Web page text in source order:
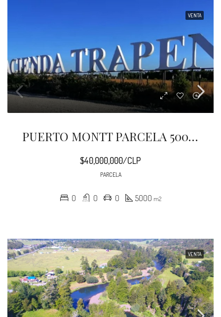
VENTA
PUERTO MONTT PARCELA 5000 M2 CAMINO A CHAQUEIHUA
$40,000,000/CLP
PARCELA
0 0 0 5000 m2
VENTA